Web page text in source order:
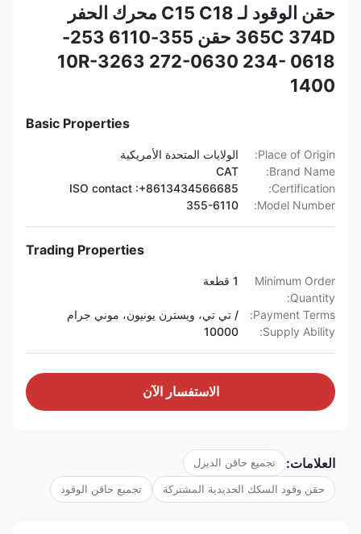
حقن الوقود لـ C15 C18 محرك الحفر
365C 374D حقن 355-6110 253-
0618 10R-3263 272-0630 234-
1400
Basic Properties
Place of Origin:
الولايات المتحدة الأمريكية
Brand Name:
CAT
Certification:
ISO contact :+8613434566685
Model Number:
355-6110
Trading Properties
Minimum Order
Quantity:
1 قطعة
Payment Terms:
/ تي تي، ويسترن يونيون، موني جرام
Supply Ability:
10000
الاستفسار الآن
العلامات: تجميع حاقن الديزل
حقن وقود السكك الحديدية المشتركة تجميع حاقن الوقود